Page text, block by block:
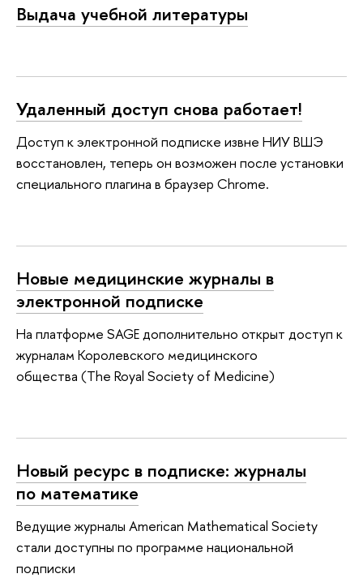
Выдача учебной литературы
Удаленный доступ снова работает!
Доступ к электронной подписке извне НИУ ВШЭ
восстановлен, теперь он возможен после установки
специального плагина в браузер Chrome.
Новые медицинские журналы в
электронной подписке
На платформе SAGE дополнительно открыт доступ к
журналам Королевского медицинского
общества (The Royal Society of Medicine)
Новый ресурс в подписке: журналы
по математике
Ведущие журналы American Mathematical Society
стали доступны по программе национальной
подписки